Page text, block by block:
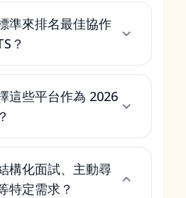
準來排名最佳協作
？
這些平台作為 2026
構化面試、主動尋
特定需求？